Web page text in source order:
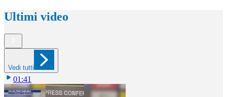
Ultimi video
Vedi tutti
01:41